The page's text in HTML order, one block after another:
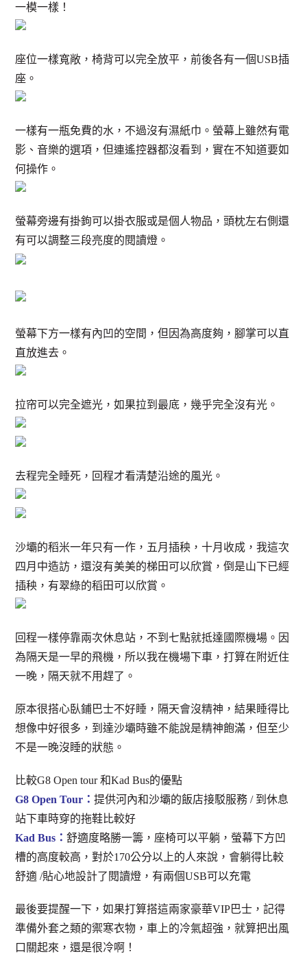
一模一樣！
座位一樣寬敞，椅背可以完全放平，前後各有一個USB插
座。
一樣有一瓶免費的水，不過沒有濕紙巾。螢幕上雖然有電
影、音樂的選項，但連遙控器都沒看到，實在不知道要如
何操作。
螢幕旁邊有掛鉤可以掛衣服或是個人物品，頭枕左右側還
有可以調整三段亮度的閱讀燈。
螢幕下方一樣有內凹的空間，但因為高度夠，腳掌可以直
直放進去。
拉帘可以完全遮光，如果拉到最底，幾乎完全沒有光。
去程完全睡死，回程才看清楚沿途的風光。
沙壩的稻米一年只有一作，五月插秧，十月收成，我這次
四月中造訪，還沒有美美的梯田可以欣賞，倒是山下已經
插秧，有翠綠的稻田可以欣賞。
回程一樣停靠兩次休息站，不到七點就抵達國際機場。因
為隔天是一早的飛機，所以我在機場下車，打算在附近住
一晚，隔天就不用趕了。
原本很搭心臥鋪巴士不好睡，隔天會沒精神，結果睡得比
想像中好很多，到達沙壩時雖不能說是精神飽滿，但至少
不是一晚沒睡的狀態。
比較G8 Open tour 和Kad Bus的優點
G8 Open Tour：提供河內和沙壩的飯店接駁服務 / 到休息
站下車時穿的拖鞋比較好
Kad Bus：舒適度略勝一籌，座椅可以平躺，螢幕下方凹
槽的高度較高，對於170公分以上的人來說，會躺得比較
舒適 /貼心地設計了閱讀燈，有兩個USB可以充電
最後要提醒一下，如果打算搭這兩家豪華VIP巴士，記得
準備外套之類的禦寒衣物，車上的冷氣超強，就算把出風
口關起來，還是很冷啊！